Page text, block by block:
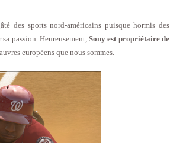
des sports nord-américains puisque hormis des
passion. Heureusement,Sony est propriétaire de
européens que nous sommes.